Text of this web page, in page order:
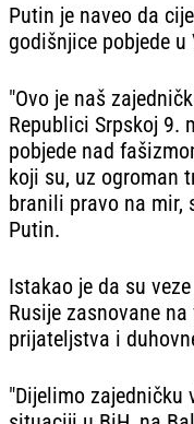
Putin je naveo da
godišnjice pobjede
"Ovo je naš
Republici Srpskoj 9.
pobjede nad
koji su, uz ogroman
branili pravo na mir,
Putin.
Istakao je da su
Rusije zasnovane
prijateljstva i
"Dijelimo